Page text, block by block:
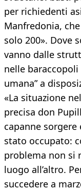
per richiedenti
Manfredonia,
solo 200». Dove
vanno dalle
nelle
umana” a
«La situazione
precisa don
capanne
stato occupato:
problema non si
luogo all’altro.
succedere a